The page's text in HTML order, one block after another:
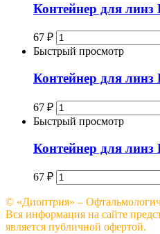
Контейнер для линз
67 ₽
Быстрый просмотр
Контейнер для линз
67 ₽
Быстрый просмотр
Контейнер для линз
67 ₽
© «Диоптрия» –
Вся информация на сайте
является публичной офертой.